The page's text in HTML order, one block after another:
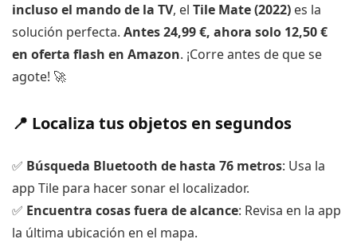
incluso el mando de la TV, el Tile Mate (2022) es la
solución perfecta. Antes 24,99 €, ahora solo 12,50 €
en oferta flash en Amazon. ¡Corre antes de que se
agote! 🚀
📍 Localiza tus objetos en segundos
✅ Búsqueda Bluetooth de hasta 76 metros: Usa la
app Tile para hacer sonar el localizador.
✅ Encuentra cosas fuera de alcance: Revisa en la app
la última ubicación en el mapa.